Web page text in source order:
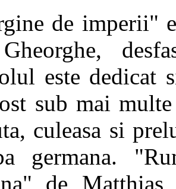
de imperii"
este dedicat
sub mai
culeasa si
germana.
de Matthias